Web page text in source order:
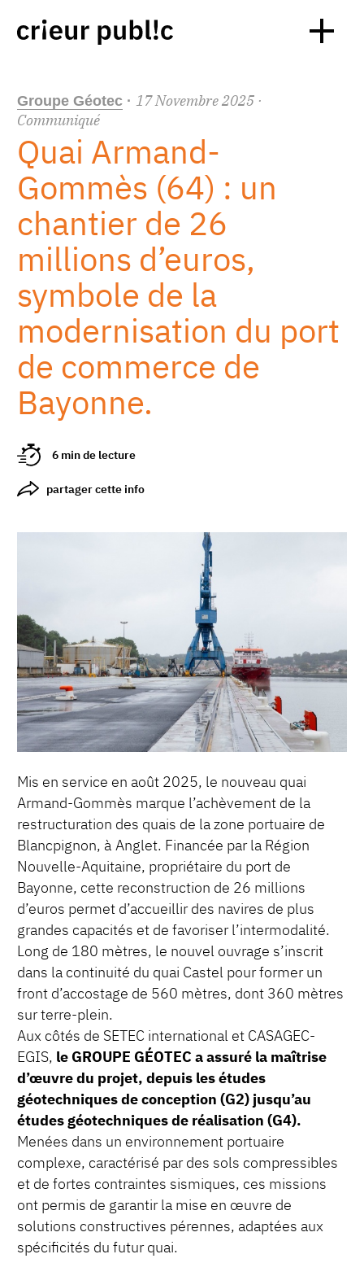
Groupe Géotec · 17Novembre2025 ·
Communiqué
Quai Armand-
Gommès (64) : un
chantier de 26
millions d’euros,
symbole de la
modernisation du port
de commerce de
Bayonne.
6 min de lecture
partager cette info
Mis en service en août 2025, le nouveau quai
Armand-Gommès marque l’achèvement de la
restructuration des quais de la zone portuaire de
Blancpignon, à Anglet. Financée par la Région
Nouvelle-Aquitaine, propriétaire du port de
Bayonne, cette reconstruction de 26 millions
d’euros permet d’accueillir des navires de plus
grandes capacités et de favoriser l’intermodalité.
Long de 180 mètres, le nouvel ouvrage s’inscrit
dans la continuité du quai Castel pour former un
front d’accostage de 560 mètres, dont 360 mètres
sur terre-plein.
Aux côtés de SETEC international et CASAGEC-
EGIS, le GROUPE GÉOTEC a assuré la maîtrise
d’œuvre du projet, depuis les études
géotechniques de conception (G2) jusqu’au
études géotechniques de réalisation (G4).
Menées dans un environnement portuaire
complexe, caractérisé par des sols compressibles
et de fortes contraintes sismiques, ces missions
ont permis de garantir la mise en œuvre de
solutions constructives pérennes, adaptées aux
spécificités du futur quai.